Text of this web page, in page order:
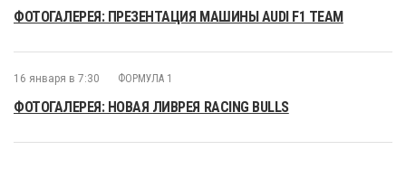
ФОТОГАЛЕРЕЯ: ПРЕЗЕНТАЦИЯ МАШИНЫ AUDI F1 TEAM
16 января в 7:30 ФОРМУЛА 1
ФОТОГАЛЕРЕЯ: НОВАЯ ЛИВРЕЯ RACING BULLS